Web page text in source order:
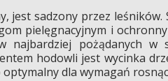
jest sadzony przez leśników.
pielęgnacyjnym i
pożądanych w
hodowli jest wycinka
optymalny dla wymagań